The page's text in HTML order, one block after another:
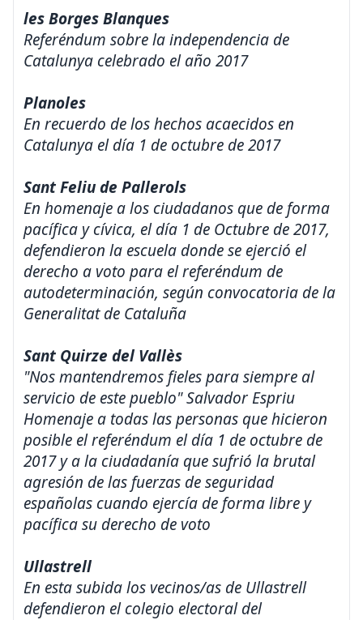
les Borges Blanques
Referéndum sobre la independencia de
Catalunya celebrado el año 2017
Planoles
En recuerdo de los hechos acaecidos en
Catalunya el día 1 de octubre de 2017
Sant Feliu de Pallerols
En homenaje a los ciudadanos que de forma
pacífica y cívica, el día 1 de Octubre de 2017,
defendieron la escuela donde se ejerció el
derecho a voto para el referéndum de
autodeterminación, según convocatoria de la
Generalitat de Cataluña
Sant Quirze del Vallès
"Nos mantendremos fieles para siempre al
servicio de este pueblo" Salvador Espriu
Homenaje a todas las personas que hicieron
posible el referéndum el día 1 de octubre de
2017 y a la ciudadanía que sufrió la brutal
agresión de las fuerzas de seguridad
españolas cuando ejercía de forma libre y
pacífica su derecho de voto
Ullastrell
En esta subida los vecinos/as de Ullastrell
defendieron el colegio electoral del